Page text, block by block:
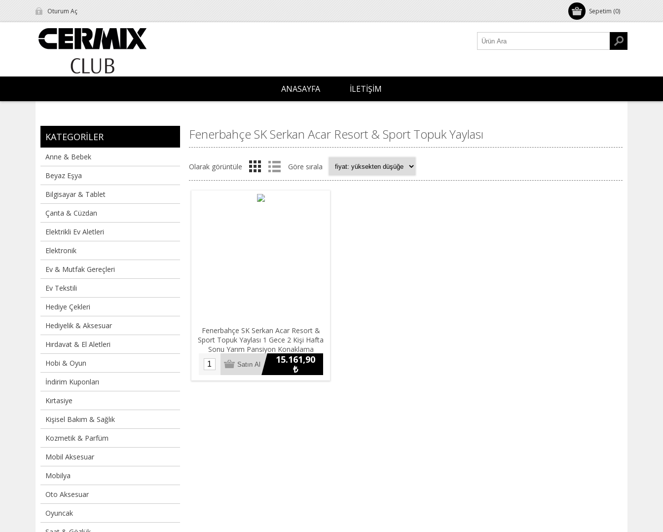
Sepetim (0)
Oturum Aç
ANASAYFA İLETIŞIM
KATEGORILER
Anne & Bebek
Beyaz Eşya
Bilgisayar & Tablet
Çanta & Cüzdan
Elektrikli Ev Aletleri
Elektronik
Ev & Mutfak Gereçleri
Ev Tekstili
Hediye Çekleri
Hediyelik & Aksesuar
Hırdavat & El Aletleri
Hobi & Oyun
İndirim Kuponları
Kırtasiye
Kişisel Bakım & Sağlık
Kozmetik & Parfüm
Mobil Aksesuar
Mobilya
Oto Aksesuar
Oyuncak
Fenerbahçe SK Serkan Acar Resort & Sport Topuk Yaylası
Olarak görüntüle Göre sırala
Fenerbahçe SK Serkan Acar Resort &
Sport Topuk Yaylası 1 Gece 2 Kişi Hafta
Sonu Yarım Pansiyon Konaklama
15.161,90
₺